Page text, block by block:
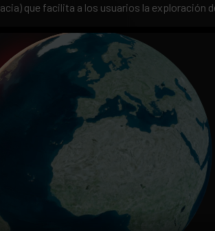
que facilita a los usuarios la exploración